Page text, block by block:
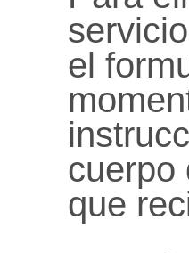
el
cuerpo
que